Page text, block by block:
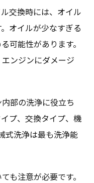
交換時には、オイル
オイルが少なすぎる
可能性があります。
ンジンにダメージ
部の洗浄に役立ち
プ、交換タイプ、機
式洗浄は最も洗浄能
も注意が必要です。